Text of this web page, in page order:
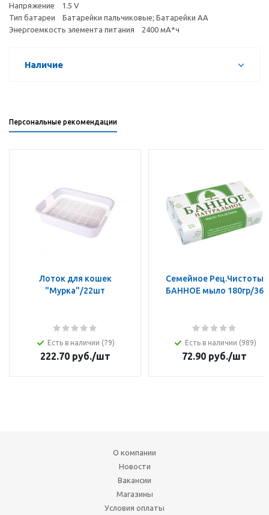
Напряжение 1.5 V
Тип батареи Батарейки пальчиковые; Батарейки АА
Энергоемкость элемента питания 2400 мА*ч
Наличие
Персональные рекомендации
Лоток для кошек
"Мурка"/22шт
Есть в наличии (79)
222.70руб./шт
Семейное Рец.Чистоты
БАННОЕ мыло 180гр/36
Есть в наличии (989)
72.90 руб./шт
О компании
Новости
Вакансии
Магазины
Условия оплаты